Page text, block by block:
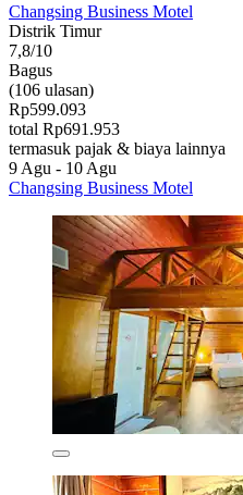
Changsing Business Motel
Distrik Timur
7,8/10
Bagus
(106 ulasan)
Rp599.093
total Rp691.953
termasuk pajak & biaya lainnya
9 Agu - 10 Agu
Changsing Business Motel